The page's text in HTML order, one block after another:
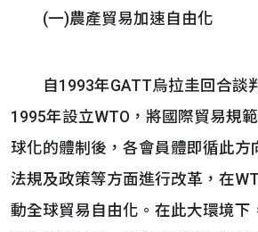
(一)農產貿易加速自由化
自1993年GATT烏拉圭回合談
1995年設立WTO，將國際貿易規
球化的體制後，各會員體即循此方
法規及政策等方面進行改革，在
動全球貿易自由化。在此大環境下